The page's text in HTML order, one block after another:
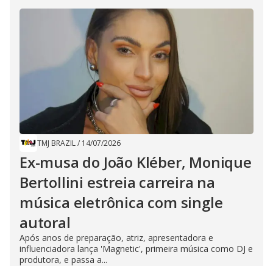
TMJ BRAZIL/ 14/07/2026
Ex-musa do João Kléber, Monique
Bertollini estreia carreira na
música eletrônica com single
autoral
Após anos de preparação, atriz, apresentadora e
influenciadora lança 'Magnetic', primeira música como DJ e
produtora, e passa a...